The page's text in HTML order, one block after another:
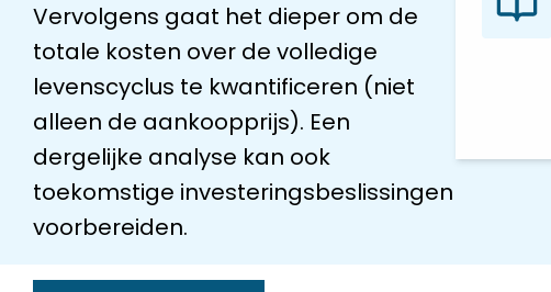
Vervolgens gaat het dieper om de
totale kosten over de volledige
levenscyclus te kwantificeren (niet
alleen de aankoopprijs). Een
dergelijke analyse kan ook
toekomstige investeringsbeslissingen
voorbereiden.